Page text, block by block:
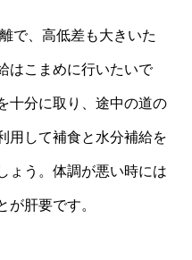
で、高低差も大きいた
はこまめに行いたいで
十分に取り、途中の道の
用して補食と水分補給を
ょう。体調が悪い時には
が肝要です。